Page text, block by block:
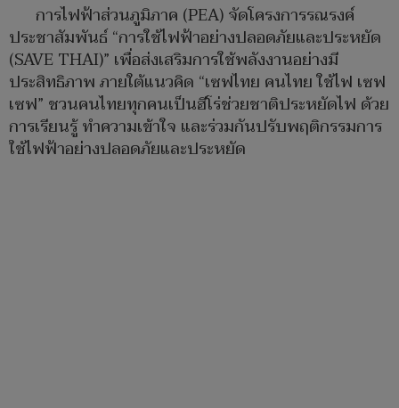
การไฟฟ้าส่วนภูมิภาค (PEA) จัดโครงการรณรงค์
ประชาสัมพันธ์ “การใช้ไฟฟ้าอย่างปลอดภัยและประหยัด
(SAVE THAI)” เพื่อส่งเสริมการใช้พลังงานอย่างมี
ประสิทธิภาพ ภายใต้แนวคิด “เซฟไทย คนไทย ใช้ไฟ เซฟ
เซฟ” ชวนคนไทยทุกคนเป็นฮีโร่ช่วยชาติประหยัดไฟ ด้วย
การเรียนรู้ ทำความเข้าใจ และร่วมกันปรับพฤติกรรมการ
ใช้ไฟฟ้าอย่างปลอดภัยและประหยัด